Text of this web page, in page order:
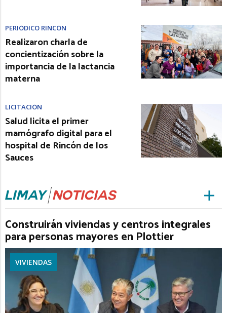
PERIÓDICO RINCÓN
Realizaron charla de
concientización sobre la
importancia de la lactancia
materna
LICITACIÓN
Salud licita el primer
mamógrafo digital para el
hospital de Rincón de los
Sauces
Construirán viviendas y centros integrales
para personas mayores en Plottier
VIVIENDAS